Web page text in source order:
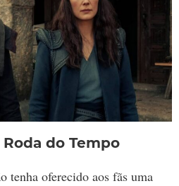
do Tempo
tenha oferecido aos fãs uma